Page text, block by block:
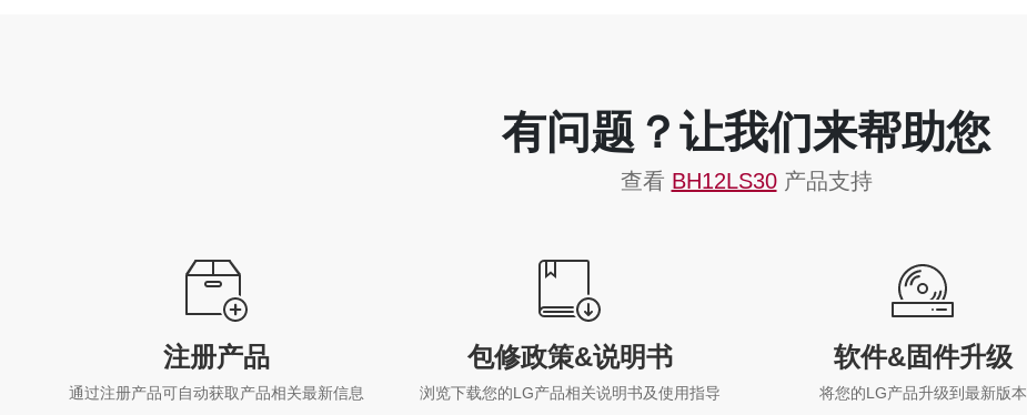
有问题？让我们来帮助您
查看 BH12LS30产品支持
注册产品
通过注册产品可自动获取产品相关最新信息
包修政策&说明书
浏览下载您的LG产品相关说明书及使用指导
软件&固件升级
将您的LG产品升级到最新版本